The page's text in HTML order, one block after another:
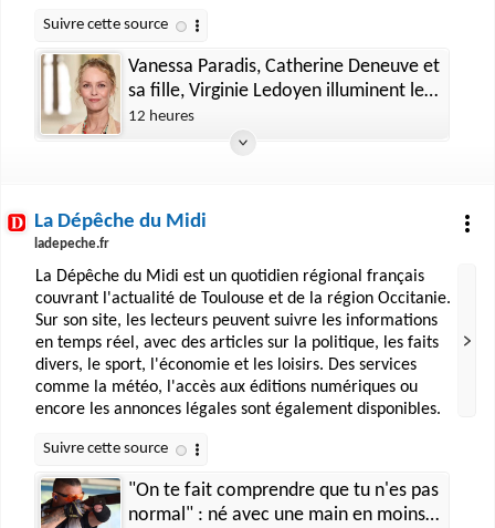
Vanessa Paradis, Catherine Deneuve et
sa fille, Virginie Ledoyen illuminent le
défilé Chanel
12 heures
La Dépêche du Midi
ladepeche.fr
La Dépêche du Midi est un quotidien régional français
couvrant l'actualité de Toulouse et de la région Occitanie.
Sur son site, les lecteurs peuvent suivre les informations
en temps réel, avec des articles sur la politique, les faits
divers, le sport, l'économie et les loisirs. Des services
comme la météo, l'accès aux éditions numériques ou
encore les annonces légales sont également disponibles.
"On te fait comprendre que tu n'es pas
normal" : né avec une main en moins,